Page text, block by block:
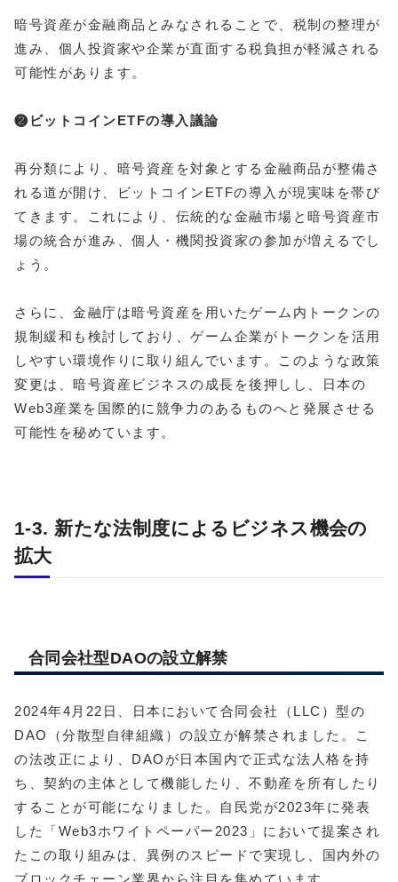
暗号資産が金融商品とみなされることで、税制の整理が
進み、個人投資家や企業が直面する税負担が軽減される
可能性があります。
❷ビットコインETFの導入議論
再分類により、暗号資産を対象とする金融商品が整備さ
れる道が開け、ビットコインETFの導入が現実味を帯び
てきます。これにより、伝統的な金融市場と暗号資産市
場の統合が進み、個人・機関投資家の参加が増えるでし
ょう。
さらに、金融庁は暗号資産を用いたゲーム内トークンの
規制緩和も検討しており、ゲーム企業がトークンを活用
しやすい環境作りに取り組んでいます。このような政策
変更は、暗号資産ビジネスの成長を後押しし、日本の
Web3産業を国際的に競争力のあるものへと発展させる
可能性を秘めています。
1-3. 新たな法制度によるビジネス機会の
拡大
合同会社型DAOの設立解禁
2024年4月22日、日本において合同会社（LLC）型の
DAO（分散型自律組織）の設立が解禁されました。こ
の法改正により、DAOが日本国内で正式な法人格を持
ち、契約の主体として機能したり、不動産を所有したり
することが可能になりました。自民党が2023年に発表
した「Web3ホワイトペーパー2023」において提案され
たこの取り組みは、異例のスピードで実現し、国内外の